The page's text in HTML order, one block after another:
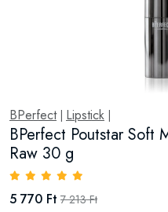
BPerfect| Lipstick
BPerfect Poutstar Soft
Raw 30 g
5 770 Ft 7 213 Ft